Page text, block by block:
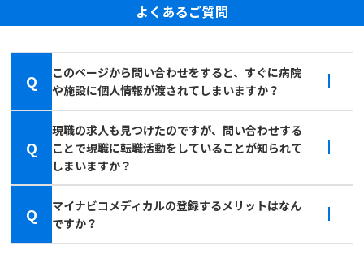
よくあるご質問
Q
このページから問い合わせをすると、すぐに病院
や施設に個人情報が渡されてしまいますか？
Q
現職の求人も見つけたのですが、問い合わせする
ことで現職に転職活動をしていることが知られて
しまいますか？
Q
マイナビコメディカルの登録するメリットはなん
ですか？